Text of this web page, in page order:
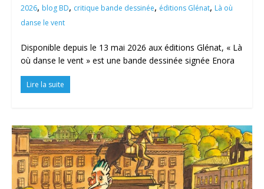
2026, blog BD, critique bande dessinée, éditions Glénat, Là où
danse le vent
Disponible depuis le 13 mai 2026 aux éditions Glénat, « Là
où danse le vent » est une bande dessinée signée Enora
Lire la suite